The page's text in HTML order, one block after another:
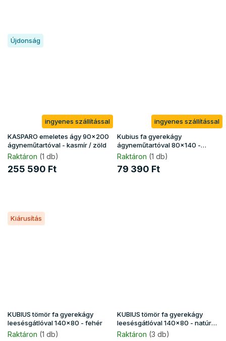
Újdonság
ingyenes szállítással
KASPARO emeletes ágy 90x200
ágyneműtartóval - kasmír / zöld
Raktáron (1 db)
255 590 Ft
ingyenes szállítással
Kubius fa gyerekágy
ágyneműtartóval 80x140 -
fehér
Raktáron (1 db)
79 390 Ft
Kiárusítás
KUBIUS tömör fa gyerekágy
leesésgátlóval 140x80 - fehér
Raktáron (1 db)
KUBIUS tömör fa gyerekágy
leesésgátlóval 140x80 - natúr
borovi
Raktáron (3 db)